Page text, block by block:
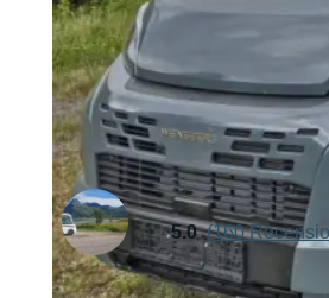
Standard körkort - Kat. B
Tillåter husdjur
Direktbokning
Ingen väntan på ägaren. Bara
Hyrs ut av Hans
5.0 (160